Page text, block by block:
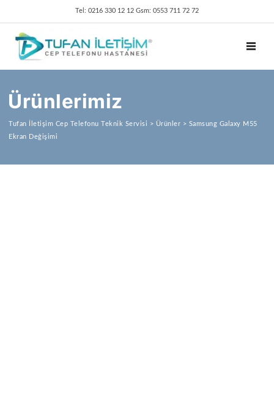
Tel: 0216 330 12 12 Gsm: 0553 711 72 72
Ürünlerimiz
Tufan İletişim Cep Telefonu Teknik Servisi > Ürünler > Samsung Galaxy M55
Ekran Değişimi